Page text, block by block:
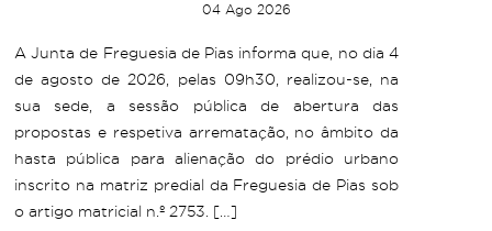
04 Ago 2026
A Junta de Freguesia de Pias informa que, no dia 4
de agosto de 2026, pelas 09h30, realizou-se, na
sua sede, a sessão pública de abertura das
propostas e respetiva arrematação, no âmbito da
hasta pública para alienação do prédio urbano
inscrito na matriz predial da Freguesia de Pias sob
o artigo matricial n.º 2753. […]